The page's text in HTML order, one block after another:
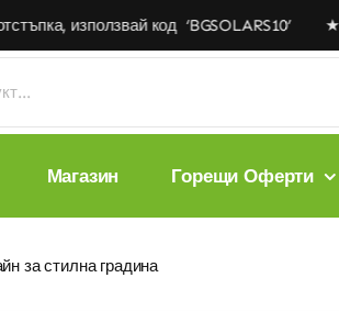
код ‘BGSOLARS10’ ★
Магазин Горещи Оферти
за стилна градина